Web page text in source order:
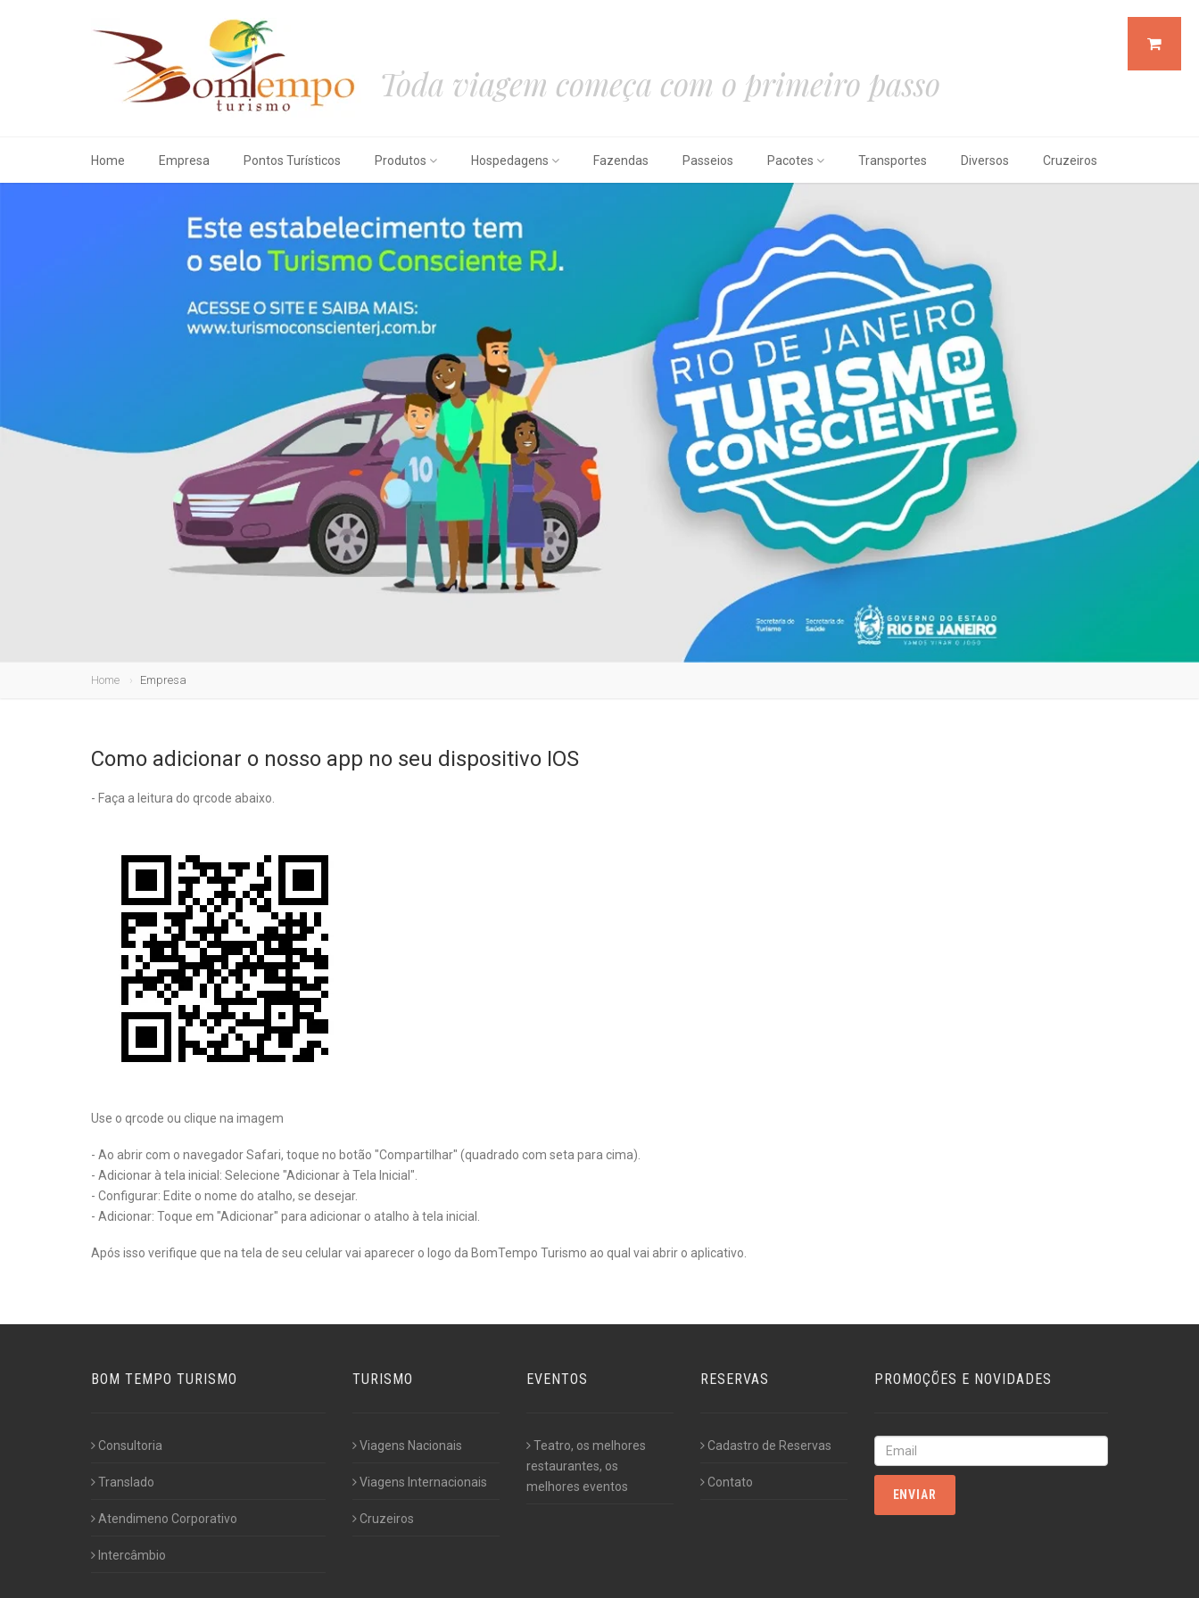
Toda viagem começa com o primeiro passo
Home Empresa Pontos Turísticos Produtos Hospedagens Fazendas Passeios Pacotes Transportes Diversos Cruzeiros
Home Empresa
Como adicionar o nosso app no seu dispositivo IOS
- Faça a leitura do qrcode abaixo.
Use o qrcode ou clique na imagem
- Ao abrir com o navegador Safari, toque no botão "Compartilhar" (quadrado com seta para cima).
- Adicionar à tela inicial: Selecione "Adicionar à Tela Inicial".
- Configurar: Edite o nome do atalho, se desejar.
- Adicionar: Toque em "Adicionar" para adicionar o atalho à tela inicial.
Após isso verifique que na tela de seu celular vai aparecer o logo da BomTempo Turismo ao qual vai abrir o aplicativo.
BOM TEMPO TURISMO
Consultoria
Translado
Atendimeno Corporativo
Intercâmbio
TURISMO
Viagens Nacionais
Viagens Internacionais
Cruzeiros
EVENTOS
Teatro, os melhores
restaurantes, os
melhores eventos
RESERVAS
Cadastro de Reservas
Contato
PROMOÇÕES E NOVIDADES